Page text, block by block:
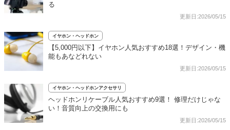
る
更新日:2026/05/15
イヤホン・ヘッドホン
【5,000円以下】イヤホン人気おすすめ18選！デザイン・機
能もあなどれない
更新日:2026/05/15
イヤホン・ヘッドホンアクセサリ
ヘッドホンリケーブル人気おすすめ9選！ 修理だけじゃな
い！音質向上の交換用にも
更新日:2026/05/15